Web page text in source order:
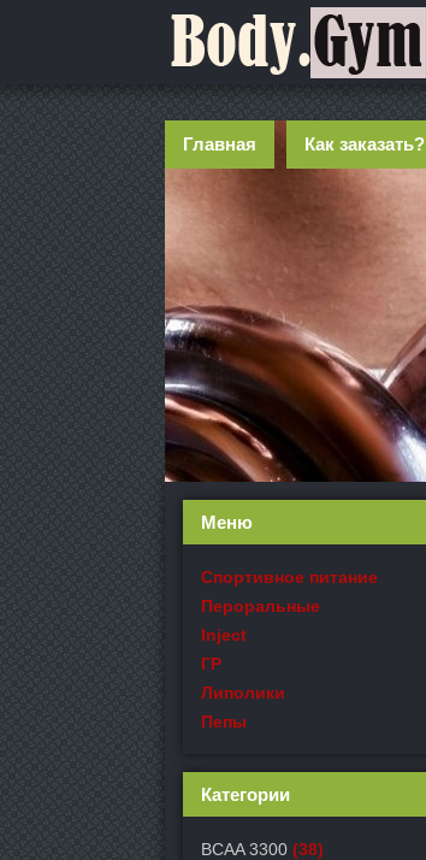
Главная Как заказать?
Меню
Спортивное питание
Пероральные
Inject
ГР
Липолики
Пепы
Категории
BCAA 3300 (38)